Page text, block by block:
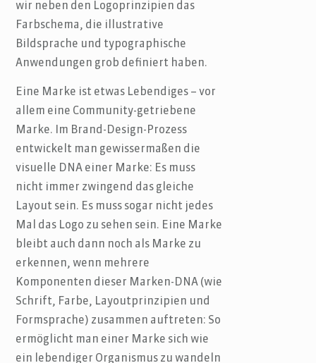
wir neben den Logoprinzipien das
Farbschema, die illustrative
Bildsprache und typographische
Anwendungen grob definiert haben.
Eine Marke ist etwas Lebendiges – vor
allem eine Community-getriebene
Marke. Im Brand-Design-Prozess
entwickelt man gewissermaßen die
visuelle DNA einer Marke: Es muss
nicht immer zwingend das gleiche
Layout sein. Es muss sogar nicht jedes
Mal das Logo zu sehen sein. Eine Marke
bleibt auch dann noch als Marke zu
erkennen, wenn mehrere
Komponenten dieser Marken-DNA (wie
Schrift, Farbe, Layoutprinzipien und
Formsprache) zusammen auftreten: So
ermöglicht man einer Marke sich wie
ein lebendiger Organismus zu wandeln